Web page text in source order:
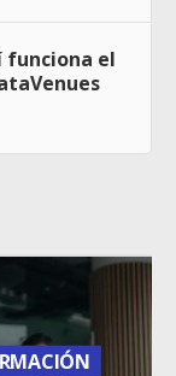
funciona el